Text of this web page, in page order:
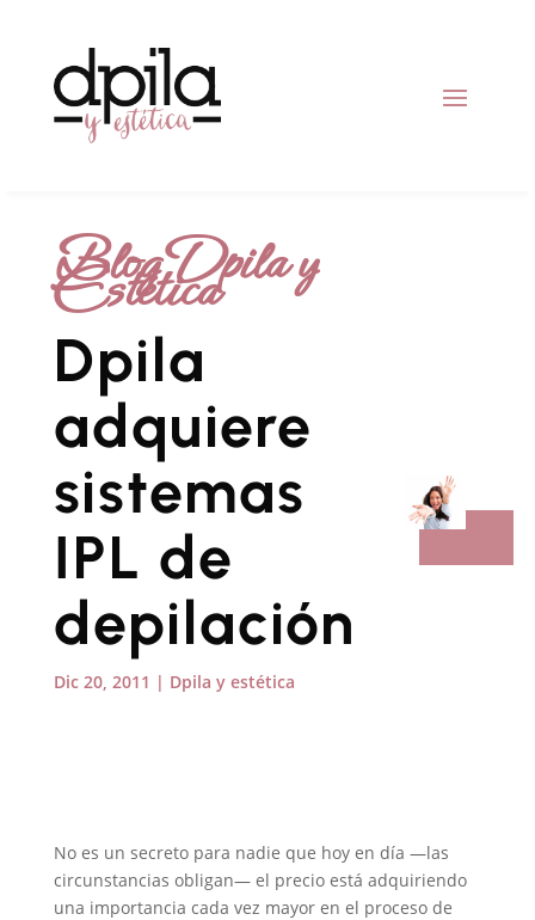
Blog Dpila y
Estética
Dpila
adquiere
sistemas
IPL de
depilación
Dic 20, 2011 | Dpila y estética
No es un secreto para nadie que hoy en día —las
circunstancias obligan— el precio está adquiriendo
una importancia cada vez mayor en el proceso de